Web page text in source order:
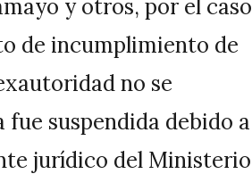
y otros, por el caso
de incumplimiento de
no se
suspendida debido a
jurídico del Ministerio